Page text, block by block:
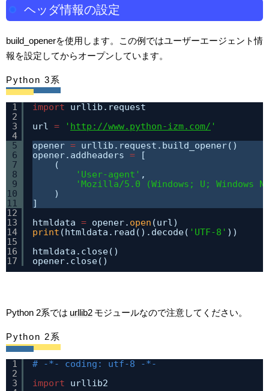
ヘッダ情報の設定
build_openerを使用します。この例ではユーザーエージェント情
報を設定してからオープンしています。
Python 3系
1
2
3
4
5
6
7
8
9
10
11
12
13
14
15
16
17
import
urllib.request
url = ' http://www.python-izm.com/ '
opener = urllib.request.build_opener()
opener.addheaders =
[
(
'User-agent' ,
'Mozilla/5.0 (Windows; U; Windows
)
]
htmldata = opener. open (url)
print (htmldata.read().decode( 'UTF-8' ))
htmldata.close()
opener.close()
Python 2系では urllib2 モジュールなので注意してください。
Python 2系
1
2
3
# -*- coding: utf-8 -*-
import
urllib2